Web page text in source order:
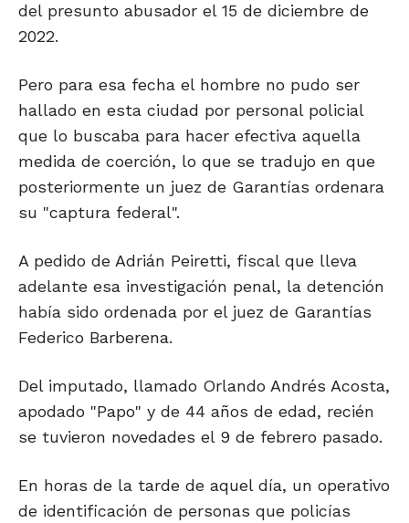
del presunto abusador el 15 de diciembre de
2022.
Pero para esa fecha el hombre no pudo ser
hallado en esta ciudad por personal policial
que lo buscaba para hacer efectiva aquella
medida de coerción, lo que se tradujo en que
posteriormente un juez de Garantías ordenara
su "captura federal".
A pedido de Adrián Peiretti, fiscal que lleva
adelante esa investigación penal, la detención
había sido ordenada por el juez de Garantías
Federico Barberena.
Del imputado, llamado Orlando Andrés Acosta,
apodado "Papo" y de 44 años de edad, recién
se tuvieron novedades el 9 de febrero pasado.
En horas de la tarde de aquel día, un operativo
de identificación de personas que policías